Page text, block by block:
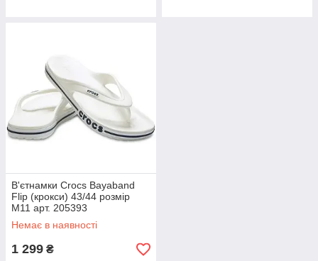
В'єтнамки Crocs Bayaband
Flip (крокси) 43/44 розмір
M11 арт. 205393
Немає в наявності
1 299 ₴